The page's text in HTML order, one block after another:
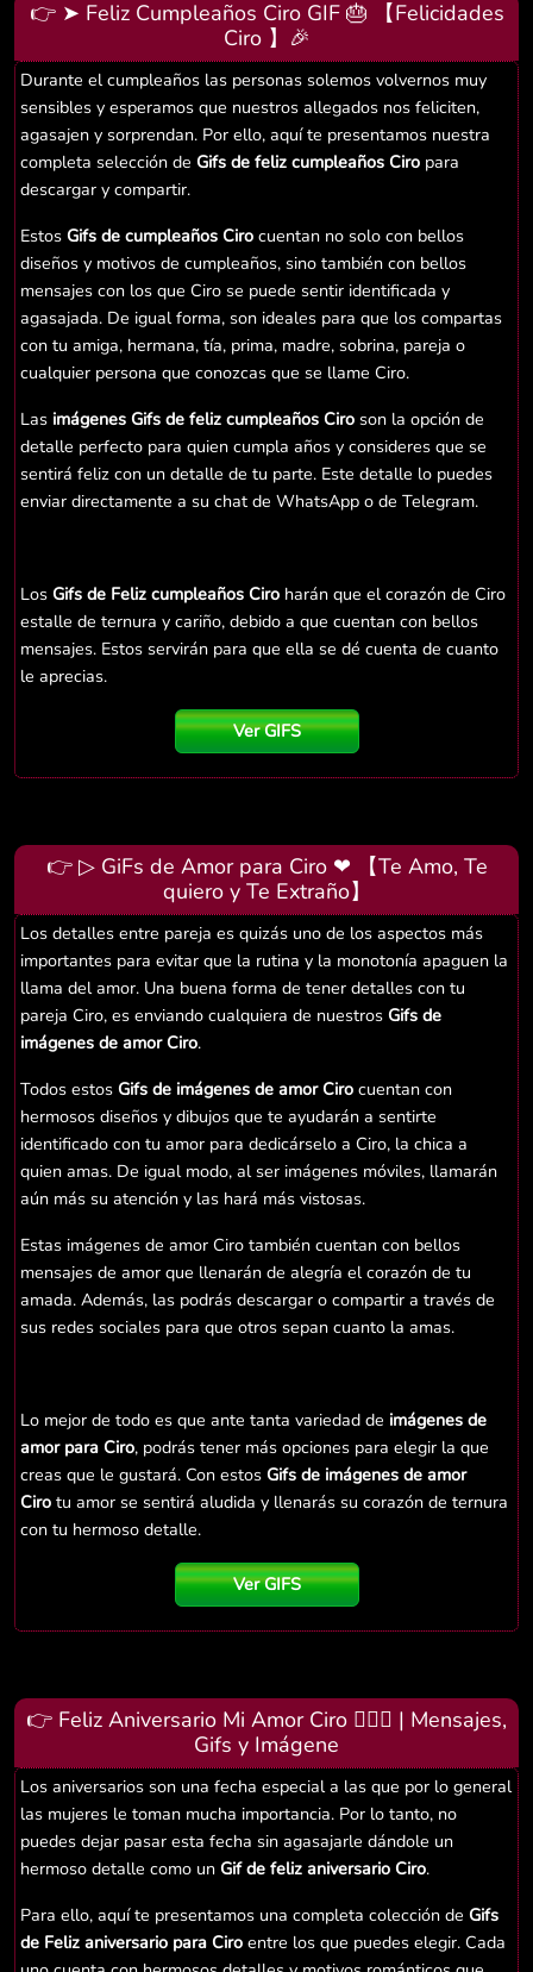
👉 ➤ Feliz Cumpleaños Ciro GIF 🎂 【Felicidades
Ciro 】🎉
Durante el cumpleaños las personas solemos volvernos muy
sensibles y esperamos que nuestros allegados nos feliciten,
agasajen y sorprendan. Por ello, aquí te presentamos nuestra
completa selección de Gifs de feliz cumpleaños Ciro para
descargar y compartir.
Estos Gifs de cumpleaños Ciro cuentan no solo con bellos
diseños y motivos de cumpleaños, sino también con bellos
mensajes con los que Ciro se puede sentir identificada y
agasajada. De igual forma, son ideales para que los compartas
con tu amiga, hermana, tía, prima, madre, sobrina, pareja o
cualquier persona que conozcas que se llame Ciro.
Las imágenes Gifs de feliz cumpleaños Ciro son la opción de
detalle perfecto para quien cumpla años y consideres que se
sentirá feliz con un detalle de tu parte. Este detalle lo puedes
enviar directamente a su chat de WhatsApp o de Telegram.
Los Gifs de Feliz cumpleaños Ciro harán que el corazón de Ciro
estalle de ternura y cariño, debido a que cuentan con bellos
mensajes. Estos servirán para que ella se dé cuenta de cuanto
le aprecias.
Ver GIFS
👉 ▷ GiFs de Amor para Ciro ❤ 【Te Amo, Te
quiero y Te Extraño】
Los detalles entre pareja es quizás uno de los aspectos más
importantes para evitar que la rutina y la monotonía apaguen la
llama del amor. Una buena forma de tener detalles con tu
pareja Ciro, es enviando cualquiera de nuestros Gifs de
imágenes de amor Ciro.
Todos estos Gifs de imágenes de amor Ciro cuentan con
hermosos diseños y dibujos que te ayudarán a sentirte
identificado con tu amor para dedicárselo a Ciro, la chica a
quien amas. De igual modo, al ser imágenes móviles, llamarán
aún más su atención y las hará más vistosas.
Estas imágenes de amor Ciro también cuentan con bellos
mensajes de amor que llenarán de alegría el corazón de tu
amada. Además, las podrás descargar o compartir a través de
sus redes sociales para que otros sepan cuanto la amas.
Lo mejor de todo es que ante tanta variedad de imágenes de
amor para Ciro, podrás tener más opciones para elegir la que
creas que le gustará. Con estos Gifs de imágenes de amor
Ciro tu amor se sentirá aludida y llenarás su corazón de ternura
con tu hermoso detalle.
Ver GIFS
👉 Feliz Aniversario Mi Amor Ciro 👨‍❤️‍👨 | Mensajes,
Gifs y Imágene
Los aniversarios son una fecha especial a las que por lo general
las mujeres le toman mucha importancia. Por lo tanto, no
puedes dejar pasar esta fecha sin agasajarle dándole un
hermoso detalle como un Gif de feliz aniversario Ciro.
Para ello, aquí te presentamos una completa colección de Gifs
de Feliz aniversario para Ciro entre los que puedes elegir. Cada